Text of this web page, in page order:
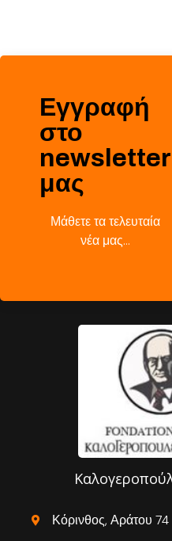
Εγγραφή
στο
newsletter
μας
Μάθετε τα τελευταία
νέα μας…
Κόρινθος, Αράτου 74